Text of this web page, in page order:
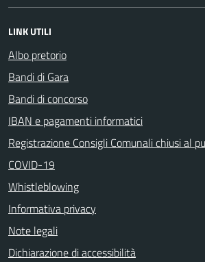
LINK UTILI
Albo pretorio
Bandi di Gara
Bandi di concorso
IBAN e pagamenti informatici
Registrazione Consigli Comunali chiusi al
COVID-19
Whistleblowing
Informativa privacy
Note legali
Dichiarazione di accessibilità